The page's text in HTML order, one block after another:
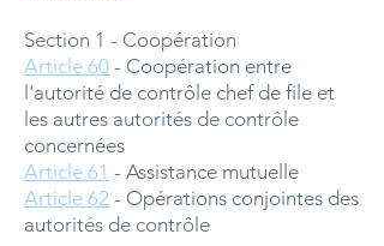
Section 1 - Coopération
Article 60 - Coopération entre
l'autorité de contrôle chef de file et
les autres autorités de contrôle
concernées
Article 61 - Assistance mutuelle
Article 62 - Opérations conjointes des
autorités de contrôle